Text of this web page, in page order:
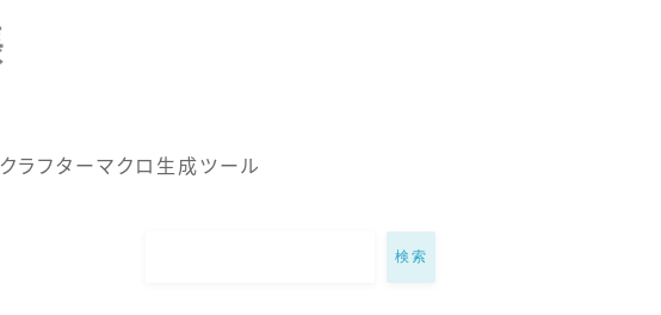
クラフターマクロ生成ツール
検索